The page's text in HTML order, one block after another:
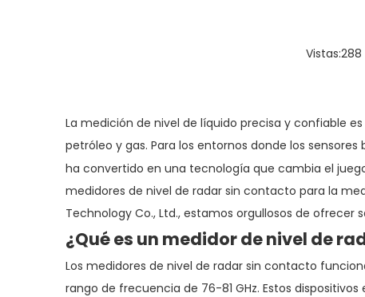
Vistas:288
La medición de nivel de líquido precisa y confiable
petróleo y gas. Para los entornos donde los
ha convertido en una tecnología que cambia el
medidores de nivel de radar sin contacto para la
Technology Co., Ltd., estamos orgullosos de
¿Qué es un medidor de nivel de
Los medidores de nivel de radar sin contacto
rango de frecuencia de 76-81 GHz. Estos